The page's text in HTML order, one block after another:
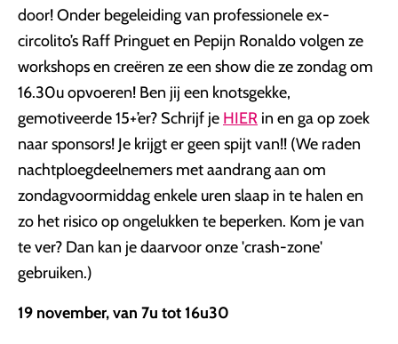
door! Onder begeleiding van professionele ex-
circolito’s Raff Pringuet en Pepijn Ronaldo volgen ze
workshops en creëren ze een show die ze zondag om
16.30u opvoeren! Ben jij een knotsgekke,
gemotiveerde 15+’er? Schrijf je HIER in en ga op zoek
naar sponsors! Je krijgt er geen spijt van!! (We raden
nachtploegdeelnemers met aandrang aan om
zondagvoormiddag enkele uren slaap in te halen en
zo het risico op ongelukken te beperken. Kom je van
te ver? Dan kan je daarvoor onze 'crash-zone'
gebruiken.)
19 november, van 7u tot 16u30